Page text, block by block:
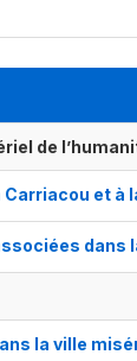
de
et à
dans
la ville